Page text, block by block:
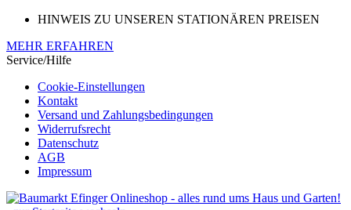
HINWEIS ZU UNSEREN STATIONÄREN PREISEN
MEHR ERFAHREN
Service/Hilfe
Cookie-Einstellungen
Kontakt
Versand und Zahlungsbedingungen
Widerrufsrecht
Datenschutz
AGB
Impressum